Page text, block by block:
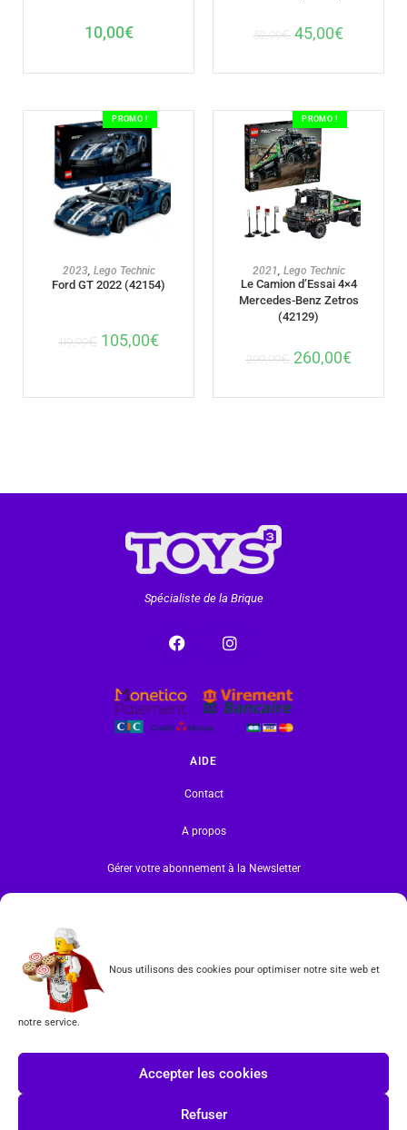
Nous utilisons des cookies pour optimiser notre site web et
notre service.
Accepter les cookies
Refuser
10,00€ 52,99€ 45,00€
PROMO !
AJOUTER AU PANIER
2023, Lego Technic
Ford GT 2022 (42154)
119,99€ 105,00€
PROMO !
AJOUTER AU PANIER
2021, Lego Technic
Le Camion d’Essai 4×4
Mercedes-Benz Zetros
(42129)
299,99€ 260,00€
Spécialiste de la Brique
AIDE
Contact
A propos
Gérer votre abonnement à la Newsletter
CGV
marque déposée par The LEGO Group. Les propriétaires des marques respectives citées sur le site
en restent les propriétaires. Tous droits réservés.